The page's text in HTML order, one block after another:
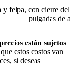
y felpa, con cierre
pulgadas de
están sujetos
estos costos van
si deseas